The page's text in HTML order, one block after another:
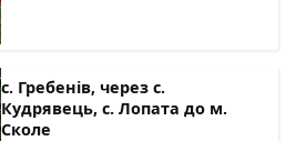
с. Гребенів, через с.
Кудрявець, с. Лопата до м.
Сколе